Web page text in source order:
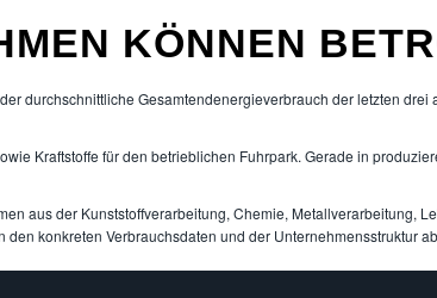
KÖNNEN
durchschnittliche Gesamtendenergieverbrauch der letzten
Kraftstoffe für den betrieblichen Fuhrpark. Gerade in
aus der Kunststoffverarbeitung, Chemie, Metallverarbeitung,
konkreten Verbrauchsdaten und der Unternehmensstruktur